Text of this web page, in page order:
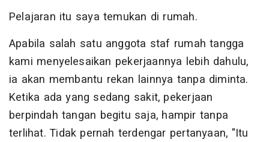
Pelajaran itu saya temukan di rumah.
Apabila salah satu anggota staf rumah tangga
kami menyelesaikan pekerjaannya lebih dahulu,
ia akan membantu rekan lainnya tanpa diminta.
Ketika ada yang sedang sakit, pekerjaan
berpindah tangan begitu saja, hampir tanpa
terlihat. Tidak pernah terdengar pertanyaan, "Itu